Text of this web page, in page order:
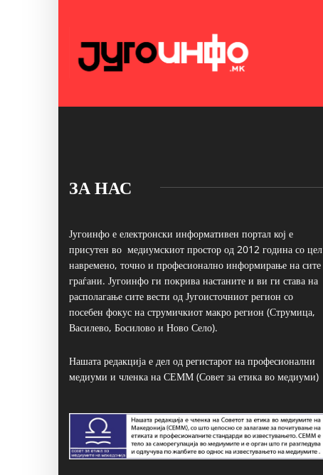
ЗА НАС
Југоинфо е електронски информативен портал кој е
присутен во медиумскиот простор од 2012 година со цел
навремено, точно и професионално информирање на сите
граѓани. Југоинфо ги покрива настаните и ви ги става на
располагање сите вести од Југоисточниот регион со
посебен фокус на струмичкиот макро регион (Струмица,
Василево, Босилово и Ново Село).
Нашата редакција е дел од регистарот на професионални
медиуми и членка на СЕММ (Совет за етика во медиуми)